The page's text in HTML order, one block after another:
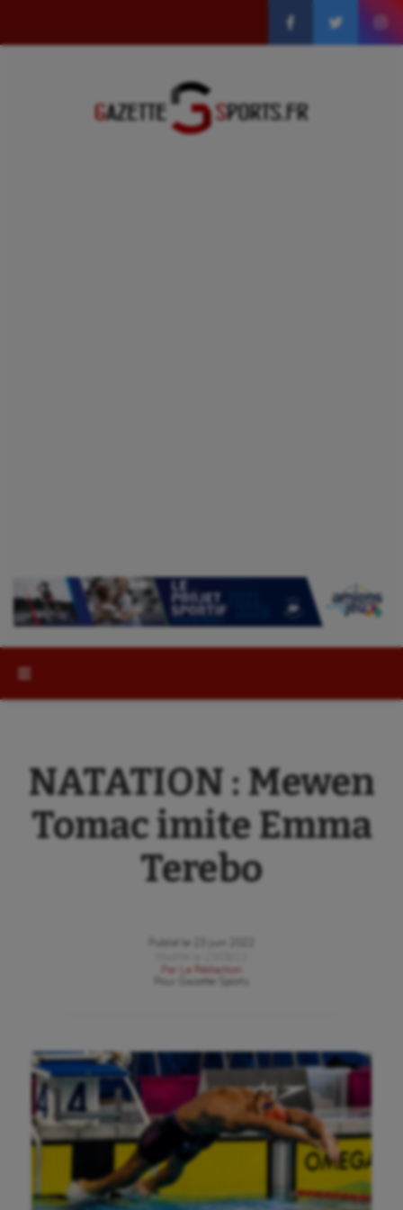
NATATION : Mewen
Tomac imite Emma
Terebo
Publié le
Par
La Rédaction
Gazette Sports